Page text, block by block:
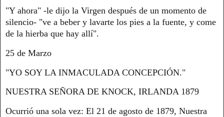
"Y ahora" -le dijo la Virgen después de un momento de
silencio- "ve a beber y lavarte los pies a la fuente, y come
de la hierba que hay allí".
25 de Marzo
"YO SOY LA INMACULADA CONCEPCIÓN."
NUESTRA SEÑORA DE KNOCK, IRLANDA 1879
Ocurrió una sola vez: El 21 de agosto de 1879, Nuestra